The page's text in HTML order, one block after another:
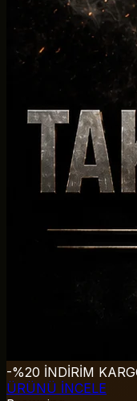
-%20 İNDİRİM
ÜRÜNÜ İNCELE